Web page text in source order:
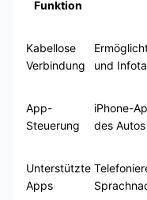
Funktion
Kabellose
Verbindung
und
App-
Steuerung
iPhone-
des
Unterstützte
Apps